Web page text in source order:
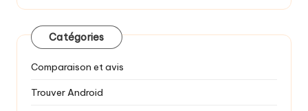
Catégories
Comparaison et avis
Trouver Android